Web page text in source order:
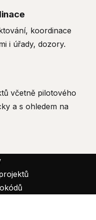
koordinace
i úřady, dozory.
včetně pilotového
a s ohledem na